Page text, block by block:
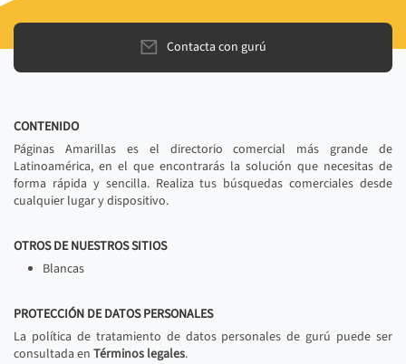
Contacta con gurú
CONTENIDO
Páginas Amarillas es el directorio comercial más grande de
Latinoamérica, en el que encontrarás la solución que necesitas de
forma rápida y sencilla. Realiza tus búsquedas comerciales desde
cualquier lugar y dispositivo.
OTROS DE NUESTROS SITIOS
Blancas
PROTECCIÓN DE DATOS PERSONALES
La política de tratamiento de datos personales de gurú puede ser
consultada en Términos legales.